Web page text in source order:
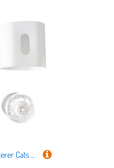
MEIBAOGE Pet Automatic Waterer Cats Feeder Food Container Bowl Automatic Water Fountain 2 in 1 Pet Large Dog Water Feeder